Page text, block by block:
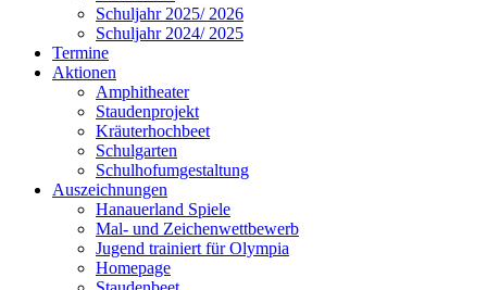
Schuljahr 2025/ 2026
Schuljahr 2024/ 2025
Termine
Aktionen
Amphitheater
Staudenprojekt
Kräuterhochbeet
Schulgarten
Schulhofumgestaltung
Auszeichnungen
Hanauerland Spiele
Mal- und Zeichenwettbewerb
Jugend trainiert für Olympia
Homepage